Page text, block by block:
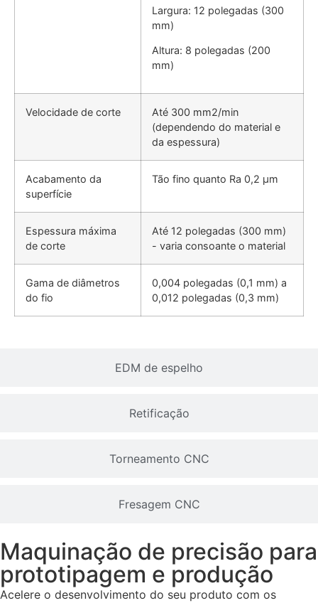
EDM de espelho
Retificação
Torneamento CNC
Fresagem CNC
Largura: 12 polegadas (300
mm)
Altura: 8 polegadas (200
mm)
Velocidade de corte
Até 300 mm2/min
(dependendo do material e
da espessura)
Acabamento da
superfície
Tão fino quanto Ra 0,2 µm
Espessura máxima
de corte
Até 12 polegadas (300 mm)
- varia consoante o material
Gama de diâmetros
do fio
0,004 polegadas (0,1 mm) a
0,012 polegadas (0,3 mm)
Maquinação de precisão para
prototipagem e produção
Acelere o desenvolvimento do seu produto com os